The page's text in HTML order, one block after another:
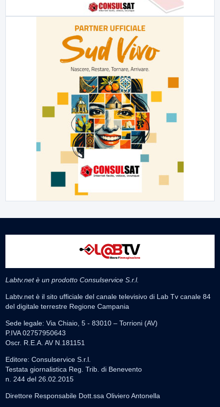
Labtv.net è un prodotto Consulservice S.r.l.
Labtv.net è il sito ufficiale del canale televisivo di Lab Tv canale 84
del digitale terrestre Regione Campania
Sede legale: Via Chiaio, 5 - 83010 – Torrioni (AV)
P.IVA 02757950643
Oscr. R.E.A. AV N.181151
Editore: Consulservice S.r.l.
Testata giornalistica Reg. Trib. di Benevento
n. 244 del 26.02.2015
Direttore Responsabile Dott.ssa Oliviero Antonella